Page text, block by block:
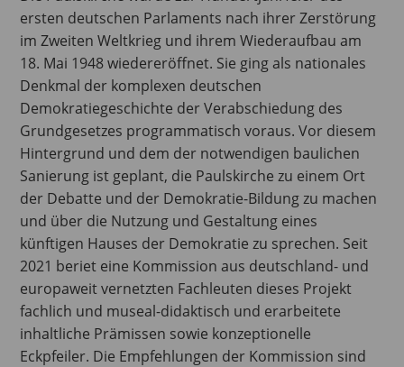
ersten deutschen Parlaments nach ihrer Zerstörung
im Zweiten Weltkrieg und ihrem Wiederaufbau am
18. Mai 1948 wiedereröffnet. Sie ging als nationales
Denkmal der komplexen deutschen
Demokratiegeschichte der Verabschiedung des
Grundgesetzes programmatisch voraus. Vor diesem
Hintergrund und dem der notwendigen baulichen
Sanierung ist geplant, die Paulskirche zu einem Ort
der Debatte und der Demokratie-Bildung zu machen
und über die Nutzung und Gestaltung eines
künftigen Hauses der Demokratie zu sprechen. Seit
2021 beriet eine Kommission aus deutschland- und
europaweit vernetzten Fachleuten dieses Projekt
fachlich und museal-didaktisch und erarbeitete
inhaltliche Prämissen sowie konzeptionelle
Eckpfeiler. Die Empfehlungen der Kommission sind